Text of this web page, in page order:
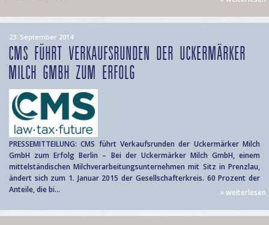
23. September 2014
CMS FÜHRT VERKAUFSRUNDEN DER UCKERMÄRKER
MILCH GMBH ZUM ERFOLG
PRESSEMITTEILUNG: CMS führt Verkaufsrunden der Uckermärker Milch
GmbH zum Erfolg Berlin – Bei der Uckermärker Milch GmbH, einem
mittelständischen Milchverarbeitungsunternehmen mit Sitz in Prenzlau,
ändert sich zum 1. Januar 2015 der Gesellschafterkreis. 60 Prozent der
Anteile, die bi...
» weiterlesen